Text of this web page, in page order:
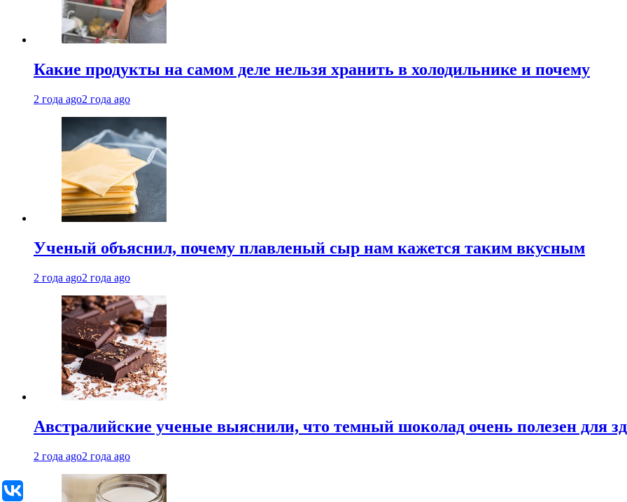
Какие продукты на самом деле нельзя хранить в холодильнике и почему
2 года ago2 года ago
Ученый объяснил, почему плавленый сыр нам кажется таким вкусным
2 года ago2 года ago
Австралийские ученые выяснили, что темный шоколад очень полезен для
2 года ago2 года ago